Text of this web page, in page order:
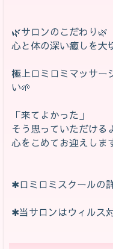
🌿‬サロンのこだわり🌿‬
心と体の深い癒しを大
極上ロミロミマッサー
い🌱‬‪
「来てよかった」
そう思っていただける
心をこめてお迎えしま
✱ロミロミスクールの
✱当サロンはウィルス